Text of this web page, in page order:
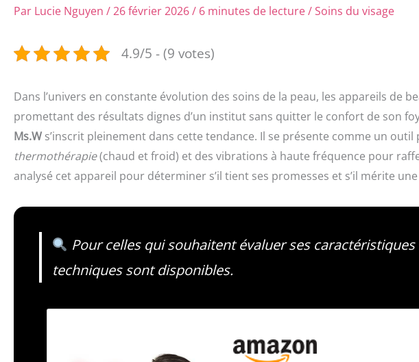
Par Lucie Nguyen /26 février 2026/ 6 minutes de lecture/Soins du visage
4.9/5 - (9 votes)
Dans l’univers en constante évolution des soins de la peau, les appareils de
promettant des résultats dignes d’un institut sans quitter le confort de son
Ms.W s’inscrit pleinement dans cette tendance. Il se présente comme un
thermothérapie(chaud et froid) et des vibrations à haute fréquence pour
analysé cet appareil pour déterminer s’il tient ses promesses et s’il mérite
Pour celles qui souhaitent évaluer ses
techniques sont disponibles.